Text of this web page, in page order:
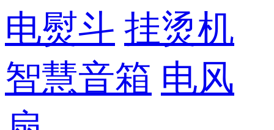
电熨斗 挂烫机
智慧音箱 电风